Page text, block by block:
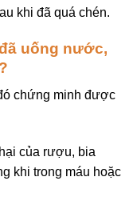
khi đã quá chén.
uống nước,
chứng minh được
của rượu, bia
khi trong máu hoặc